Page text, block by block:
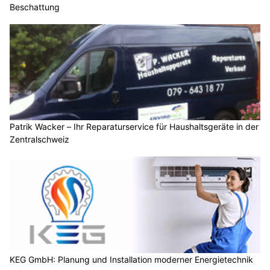
Beschattung
Patrik Wacker – Ihr Reparaturservice für Haushaltsgeräte in der
Zentralschweiz
KEG GmbH: Planung und Installation moderner Energietechnik